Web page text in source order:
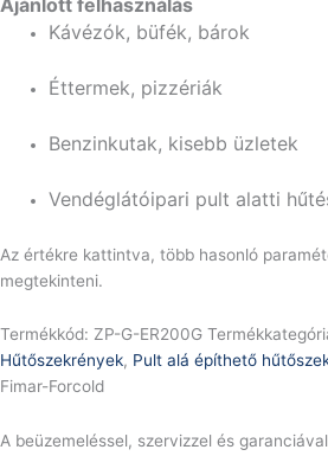
Kávézók, büfék, bárok
Éttermek, pizzériák
Benzinkutak, kisebb üzletek
Vendéglátóipari pult alatti
Az értékre kattintva, több hasonló
megtekinteni.
Termékkód: ZP-G-ER200G
Hűtőszekrények, Pult alá építhető
Fimar-Forcold
A beüzemeléssel, szervizzel és